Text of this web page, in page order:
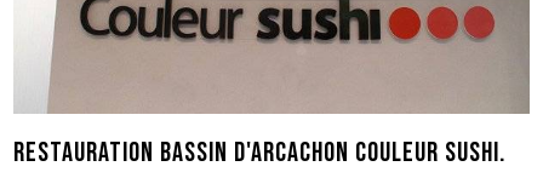
Restauration Bassin d'Arcachon Couleur Sushi.